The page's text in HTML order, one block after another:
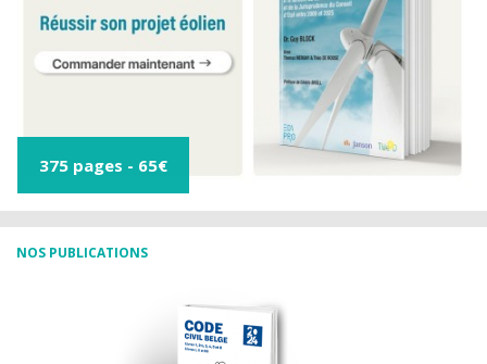
375 pages - 65€
NOS PUBLICATIONS